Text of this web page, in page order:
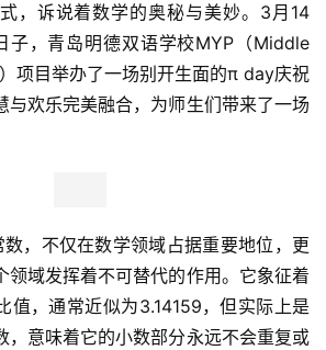
，诉说着数学的奥秘与美妙。3月14
子，青岛明德双语学校MYP（Middle
项目举办了一场别开生面的π day庆祝
与欢乐完美融合，为师生们带来了一场
，不仅在数学领域占据重要地位，更
领域发挥着不可替代的作用。它象征着
值，通常近似为3.14159，但实际上是
，意味着它的小数部分永远不会重复或